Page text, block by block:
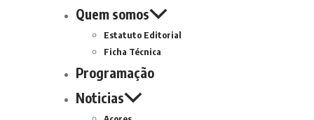
Quem somos
Estatuto Editorial
Ficha Técnica
Programação
Noticias